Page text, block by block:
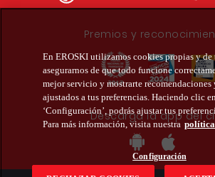
Premios y
Descarga la app del
En EROSKI utilizamos cookies propias y de
asegurarnos de que todo funcione
mejor servicio y mostrarte recomendaciones
ajustados a tus preferencias. Haciendo clic en
‘Configuración’, podrás ajustar tus
Para más información, visita nuestra política
Configuración